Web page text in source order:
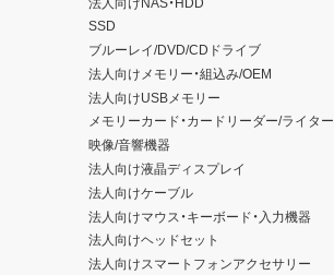
SSD
ブルーレイ/DVD/CDドライブ
法人向けメモリー・組込み/OEM
法人向けUSBメモリー
メモリーカード・カードリーダー/ライター
映像/音響機器
法人向け液晶ディスプレイ
法人向けケーブル
法人向けマウス・キーボード・入力機器
法人向けヘッドセット
法人向けスマートフォンアクセサリー